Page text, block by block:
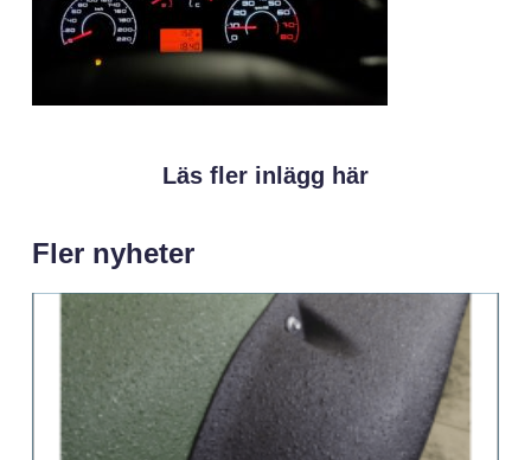
Läs fler inlägg här
Fler nyheter